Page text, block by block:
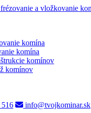
komína
komína
komínov
komínov
516
info@tvojkominar.sk